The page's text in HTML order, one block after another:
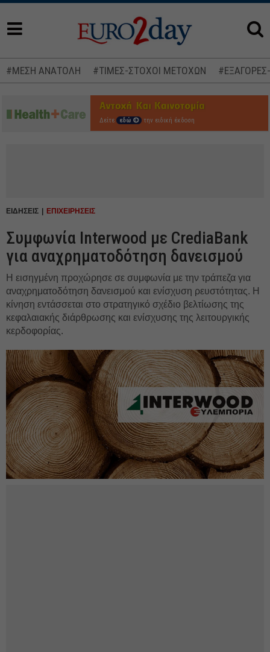
#ΜΕΣΗ ΑΝΑΤΟΛΗ #ΤΙΜΕΣ-ΣΤΟΧΟΙ ΜΕΤΟΧΩΝ
Δείτε εδώ την ειδική έκδοση
ΕΙΔΗΣΕΙΣ ΕΠΙΧΕΙΡΗΣΕΙΣ
Συμφωνία Interwood με CrediaBank
για αναχρηματοδότηση δανεισμού
Η εισηγμένη προχώρησε σε συμφωνία με την τράπεζα για
αναχρηματοδότηση δανεισμού και ενίσχυση ρευστότητας. Η
κίνηση εντάσσεται στο στρατηγικό σχέδιο βελτίωσης της
κεφαλαιακής διάρθρωσης και ενίσχυσης της λειτουργικής
κερδοφορίας.